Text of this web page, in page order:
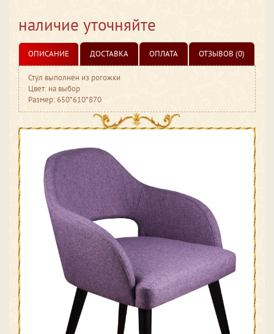
наличие уточняйте
ОПИСАНИЕ ДОСТАВКА ОПЛАТА ОТЗЫВОВ (0)
Стул выполнен из рогожки
Цвет: на выбор
Размер: 650*610*870